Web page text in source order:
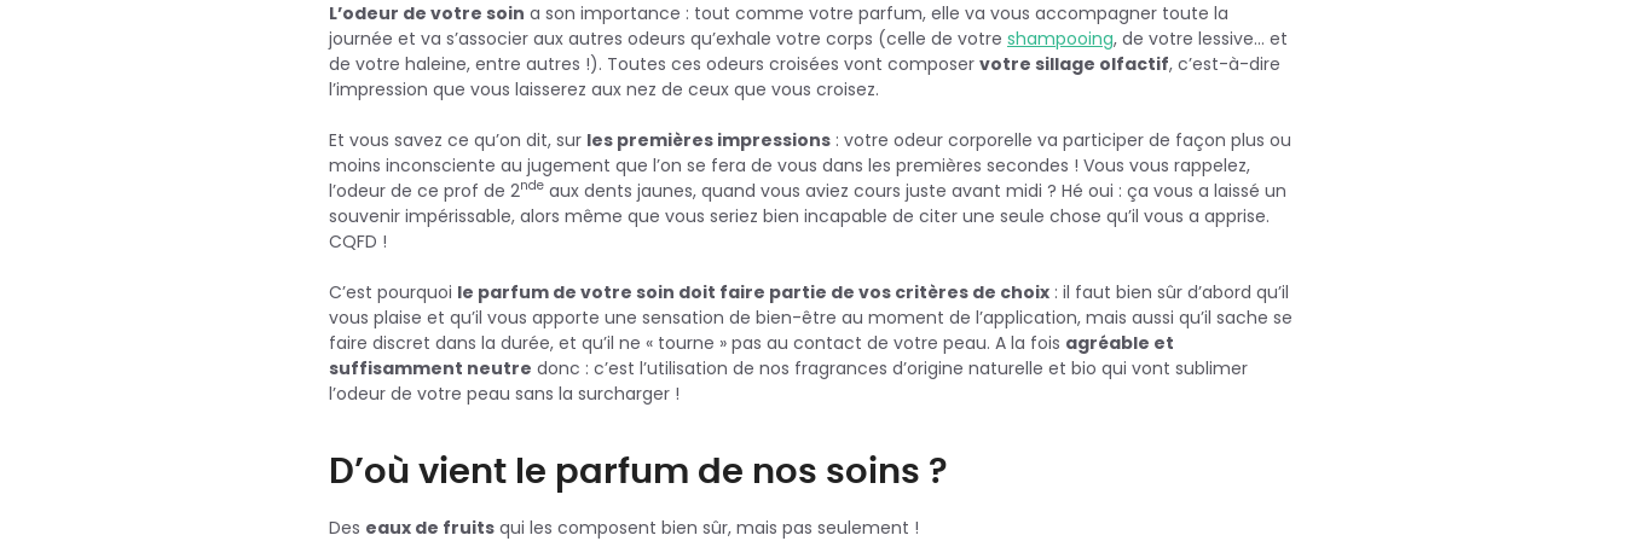
L’odeur de votre soin a son importance : tout comme votre parfum, elle va vous accompagner toute la
journée et va s’associer aux autres odeurs qu’exhale votre corps (celle de votre shampooing, de votre lessive… et
de votre haleine, entre autres !). Toutes ces odeurs croisées vont composer votre sillage olfactif, c’est-à-dire
l’impression que vous laisserez aux nez de ceux que vous croisez.
Et vous savez ce qu’on dit, sur les premières impressions : votre odeur corporelle va participer de façon plus ou
moins inconsciente au jugement que l’on se fera de vous dans les premières secondes ! Vous vous rappelez,
l’odeur de ce prof de 2nde aux dents jaunes, quand vous aviez cours juste avant midi ? Hé oui : ça vous a laissé un
souvenir impérissable, alors même que vous seriez bien incapable de citer une seule chose qu’il vous a apprise.
CQFD !
C’est pourquoi le parfum de votre soin doit faire partie de vos critères de choix : il faut bien sûr d’abord qu’il
vous plaise et qu’il vous apporte une sensation de bien-être au moment de l’application, mais aussi qu’il sache se
faire discret dans la durée, et qu’il ne « tourne » pas au contact de votre peau. A la fois agréable et
suffisamment neutre donc : c’est l’utilisation de nos fragrances d’origine naturelle et bio qui vont sublimer
l’odeur de votre peau sans la surcharger !
D’où vient le parfum de nos soins ?
Des eaux de fruits qui les composent bien sûr, mais pas seulement !